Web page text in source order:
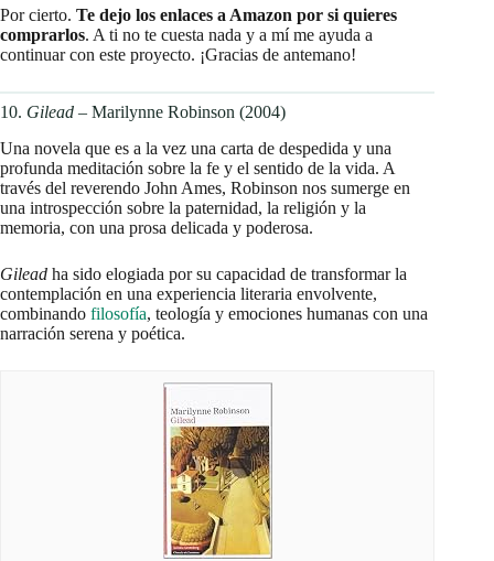
Por cierto. Te dejo los enlaces a Amazon por si quieres
comprarlos. A ti no te cuesta nada y a mí me ayuda a
continuar con este proyecto. ¡Gracias de antemano!
10. Gilead – Marilynne Robinson (2004)
Una novela que es a la vez una carta de despedida y una
profunda meditación sobre la fe y el sentido de la vida. A
través del reverendo John Ames, Robinson nos sumerge en
una introspección sobre la paternidad, la religión y la
memoria, con una prosa delicada y poderosa.
Gilead ha sido elogiada por su capacidad de transformar la
contemplación en una experiencia literaria envolvente,
combinando filosofía, teología y emociones humanas con una
narración serena y poética.